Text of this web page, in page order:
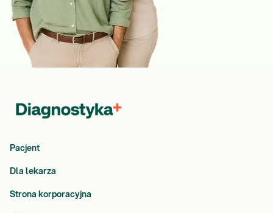
Pacjent
Dla lekarza
Strona korporacyjna